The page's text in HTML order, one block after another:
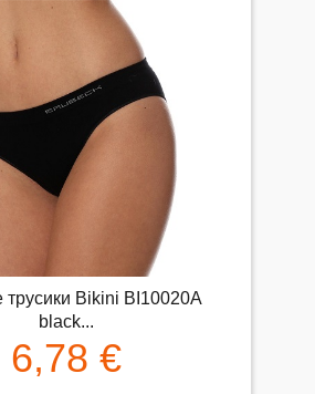
трусики Bikini BI10020А
black...
6,78 €